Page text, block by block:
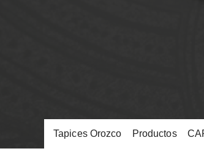
Tapices Orozco Productos>